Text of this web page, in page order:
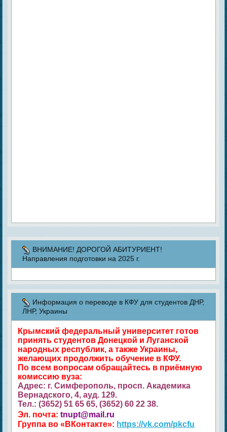
ВНИМАНИЕ! ДОРОГОЙ АБИТУРИЕНТ!
Направления подготовки на 2025 г.
Информация о переводе в КФУ для студентов ДНР,
ЛНР, Украины
Крымский федеральный университет готов
принять студентов Донецкой и Луганской
народных республик, а также Украины,
желающих продолжить обучение в КФУ.
По всем вопросам обращайтесь в приёмную
комиссию вуза:
Адрес: г. Симферополь, просп. Академика
Вернадского, 4, ауд. 129.
Тел.: (3652) 51 65 65, (3652) 60 22 38.
Эл. почта:tnupt@mail.ru
Группа во «ВКонтакте»: https://vk.com/pkcfu